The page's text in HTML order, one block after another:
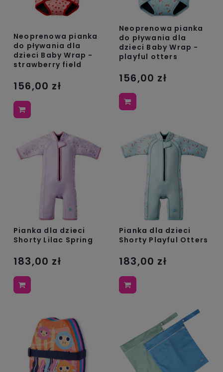
Neoprenowa pianka
do pływania dla
dzieci Baby Wrap -
strawberry field
156,00 zł
Neoprenowa pianka
do pływania dla
dzieci Baby Wrap -
playful otters
156,00 zł
Pianka dla dzieci
Shorty Lilac Spring
183,00 zł
Pianka dla dzieci
Shorty Playful Otters
183,00 zł